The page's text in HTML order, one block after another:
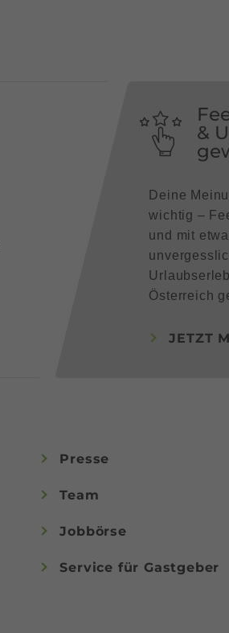
&
Deine
wichtig –
und mit
Österreich
JETZT
Presse
Team
Jobbörse
Service für Gastgeber